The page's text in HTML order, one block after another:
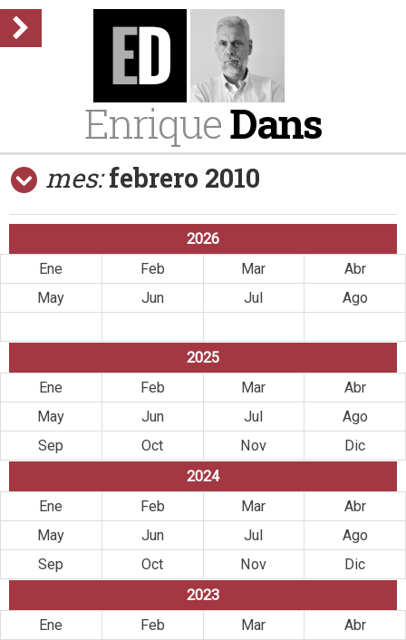
EnriqueDans
mes: febrero 2010
2026
Ene
Feb Mar
Abr
May
Jun Jul
Ago
2025
Ene
Feb Mar
Abr
May
Jun Jul
Ago
Sep
Oct Nov
Dic
2024
Ene
Feb Mar
Abr
May
Jun Jul
Ago
Sep
Oct Nov
Dic
2023
Ene
Feb Mar
Abr